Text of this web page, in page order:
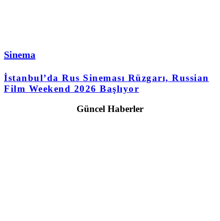
Sinema
İstanbul’da Rus Sineması Rüzgarı, Russian
Film Weekend 2026 Başlıyor
Güncel Haberler